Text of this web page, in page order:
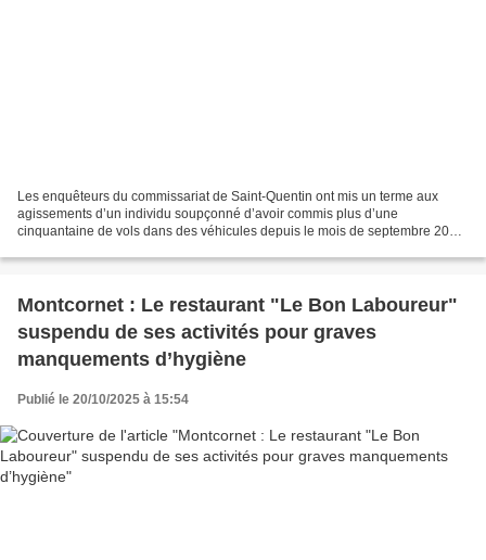
Les enquêteurs du commissariat de Saint-Quentin ont mis un terme aux
agissements d’un individu soupçonné d’avoir commis plus d’une
cinquantaine de vols dans des véhicules depuis le mois de septembre 2025.
Montcornet : Le restaurant "Le Bon Laboureur"
suspendu de ses activités pour graves
manquements d’hygiène
Publié le 20/10/2025 à 15:54